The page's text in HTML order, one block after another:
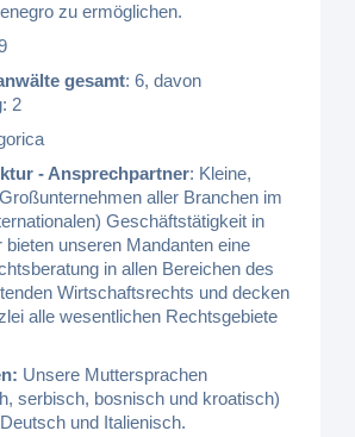
zu ermöglichen.
gesamt: 6, davon
2
- Ansprechpartner: Kleine,
aller Branchen im
Geschäftstätigkeit in
bieten unseren Mandanten eine
in allen Bereichen des
Wirtschaftsrechts und decken
alle wesentlichen Rechtsgebiete
Unsere Muttersprachen
serbisch, bosnisch und kroatisch)
und Italienisch.